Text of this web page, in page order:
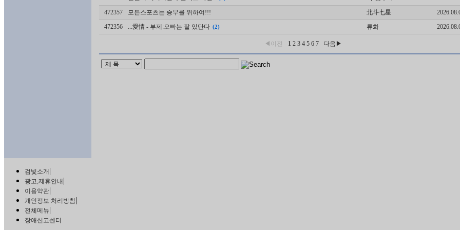
472357
모든스포츠는 승부를 위하여!!! 北斗七星
472356
...愛情 - 부제:오빠는 잘 있단다 (2) 류화
◀이전 1 2 3 4 5 6 7 다음▶
검빛소개|
광고,제휴안내|
이용약관|
개인정보 처리방침 |
전체메뉴|
장애신고센터